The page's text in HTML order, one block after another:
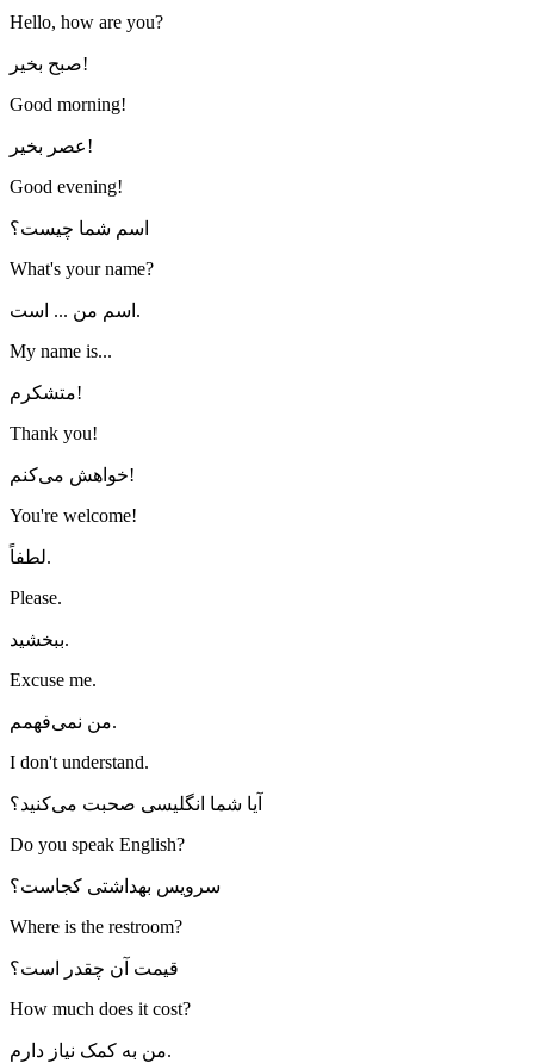
Hello, how are you?
صبح بخیر!
Good morning!
عصر بخیر!
Good evening!
اسم شما چیست؟
What's your name?
اسم من ... است.
My name is...
متشکرم!
Thank you!
خواهش می‌کنم!
You're welcome!
لطفاً.
Please.
ببخشید.
Excuse me.
من نمی‌فهمم.
I don't understand.
آیا شما انگلیسی صحبت می‌کنید؟
Do you speak English?
سرویس بهداشتی کجاست؟
Where is the restroom?
قیمت آن چقدر است؟
How much does it cost?
من به کمک نیاز دارم.